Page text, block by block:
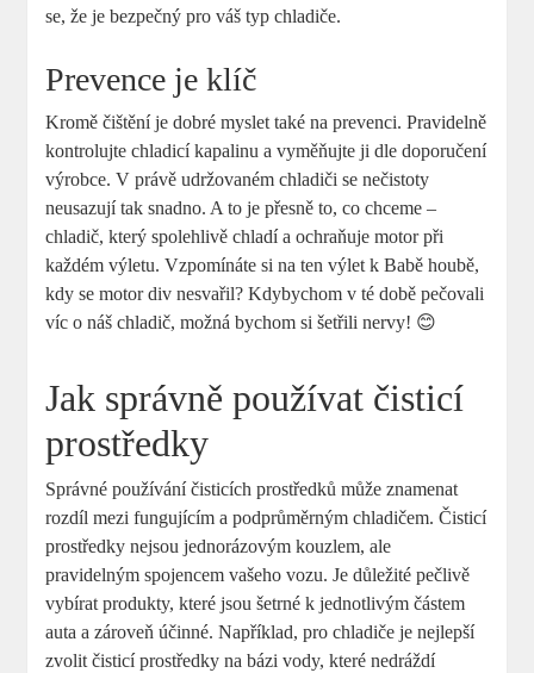
se, že je bezpečný pro váš typ chladiče.
Prevence je klíč
Kromě čištění je dobré myslet také na prevenci. Pravidelně
kontrolujte chladicí kapalinu a vyměňujte ji dle doporučení
výrobce. V právě udržovaném chladiči se nečistoty
neusazují tak snadno. A to je přesně to, co chceme –
chladič, který spolehlivě chladí a ochraňuje motor při
každém výletu. Vzpomínáte si na ten výlet k Babě houbě,
kdy se motor div nesvařil? Kdybychom v té době pečovali
víc o náš chladič, možná bychom si šetřili nervy! 😊
Jak správně používat čisticí
prostředky
Správné používání čisticích prostředků může znamenat
rozdíl mezi fungujícím a podprůměrným chladičem. Čisticí
prostředky nejsou jednorázovým kouzlem, ale
pravidelným spojencem vašeho vozu. Je důležité pečlivě
vybírat produkty, které jsou šetrné k jednotlivým částem
auta a zároveň účinné. Například, pro chladiče je nejlepší
zvolit čisticí prostředky na bázi vody, které nedráždí